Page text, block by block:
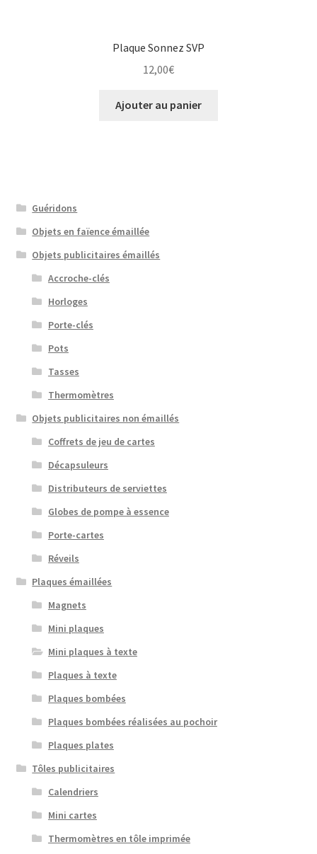
Plaque Sonnez SVP
12,00€
Ajouter au panier
Guéridons
Objets en faïence émaillée
Objets publicitaires émaillés
Accroche-clés
Horloges
Porte-clés
Pots
Tasses
Thermomètres
Objets publicitaires non émaillés
Coffrets de jeu de cartes
Décapsuleurs
Distributeurs de serviettes
Globes de pompe à essence
Porte-cartes
Réveils
Plaques émaillées
Magnets
Mini plaques
Mini plaques à texte
Plaques à texte
Plaques bombées
Plaques bombées réalisées au pochoir
Plaques plates
Tôles publicitaires
Calendriers
Mini cartes
Thermomètres en tôle imprimée